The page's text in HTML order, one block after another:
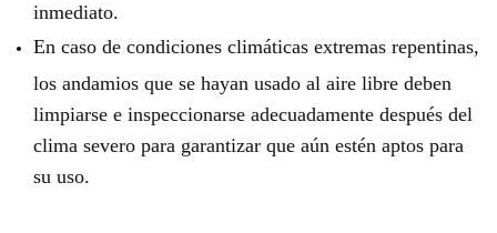
inmediato.
En caso de condiciones climáticas extremas repentinas,
los andamios que se hayan usado al aire libre deben
limpiarse e inspeccionarse adecuadamente después del
clima severo para garantizar que aún estén aptos para
su uso.